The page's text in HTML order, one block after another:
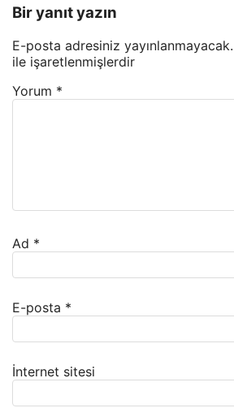
Bir yanıt yazın
E-posta adresiniz yayınlanmayacak.
ile işaretlenmişlerdir
Yorum *
Ad *
E-posta *
İnternet sitesi